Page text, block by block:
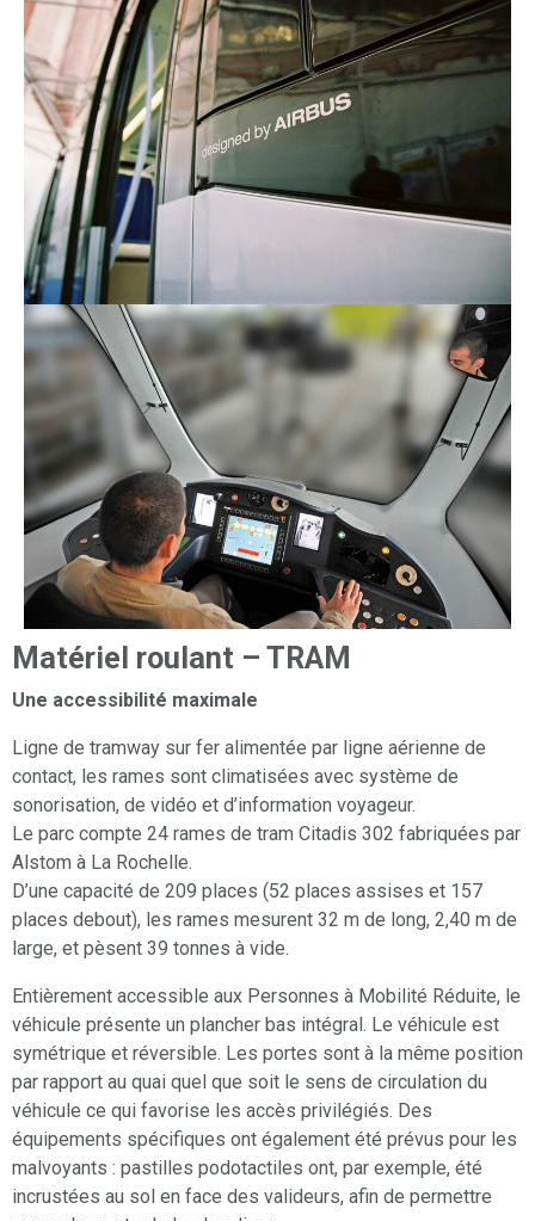
Matériel roulant – TRAM
Une accessibilité maximale
Ligne de tramway sur fer alimentée par ligne aérienne de
contact, les rames sont climatisées avec système de
sonorisation, de vidéo et d’information voyageur.
Le parc compte 24 rames de tram Citadis 302 fabriquées par
Alstom à La Rochelle.
D’une capacité de 209 places (52 places assises et 157
places debout), les rames mesurent 32 m de long, 2,40 m de
large, et pèsent 39 tonnes à vide.
Entièrement accessible aux Personnes à Mobilité Réduite, le
véhicule présente un plancher bas intégral. Le véhicule est
symétrique et réversible. Les portes sont à la même position
par rapport au quai quel que soit le sens de circulation du
véhicule ce qui favorise les accès privilégiés. Des
équipements spécifiques ont également été prévus pour les
malvoyants : pastilles podotactiles ont, par exemple, été
incrustées au sol en face des valideurs, afin de permettre